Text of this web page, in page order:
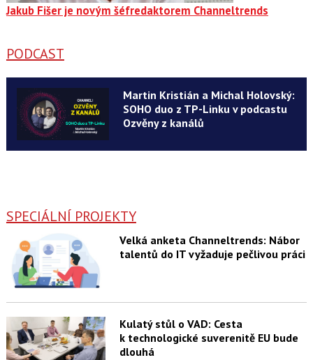
Jakub Fišer je novým šéfredaktorem Channeltrends
PODCAST
Martin Kristián a Michal Holovský:
SOHO duo z TP-Linku v podcastu
Ozvěny z kanálů
SPECIÁLNÍ PROJEKTY
Velká anketa Channeltrends: Nábor
talentů do IT vyžaduje pečlivou práci
Kulatý stůl o VAD: Cesta
k technologické suverenitě EU bude
dlouhá